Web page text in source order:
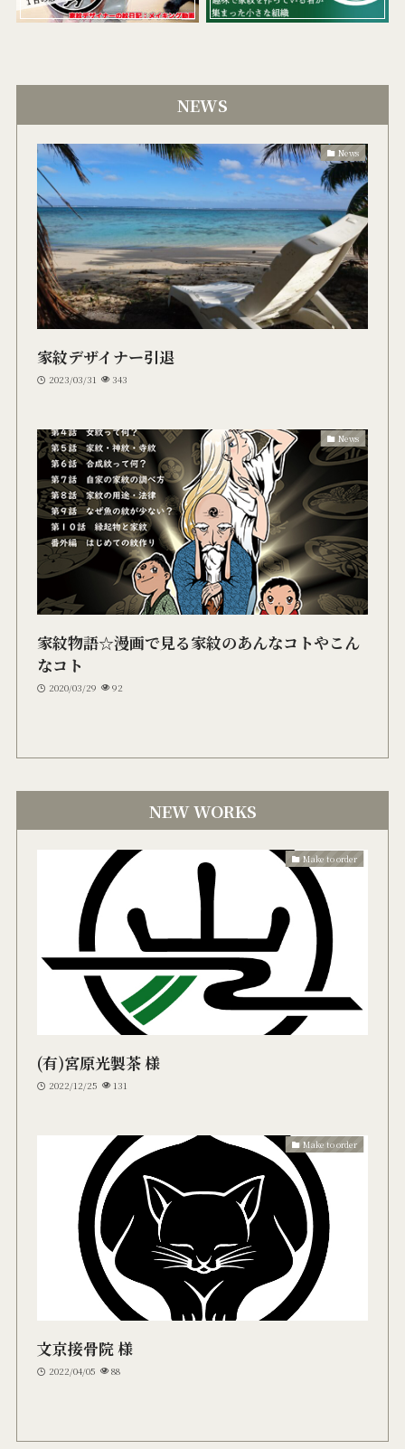
NEWS
News
家紋デザイナー引退
2023/03/31 343
News
家紋物語☆漫画で見る家紋のあんなコトやこん
なコト
2020/03/29 92
NEW WORKS
Make to order
(有)宮原光製茶 様
2022/12/25 131
Make to order
文京接骨院 様
2022/04/05 88